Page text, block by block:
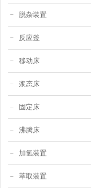
脱杂装置
反应釜
移动床
浆态床
固定床
沸腾床
加氢装置
萃取装置